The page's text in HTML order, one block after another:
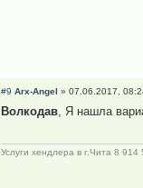
#9 Arx-Angel » 07.06.2017,
Волкодав, Я нашла
Услуги хендлера в г.Чита 8 914